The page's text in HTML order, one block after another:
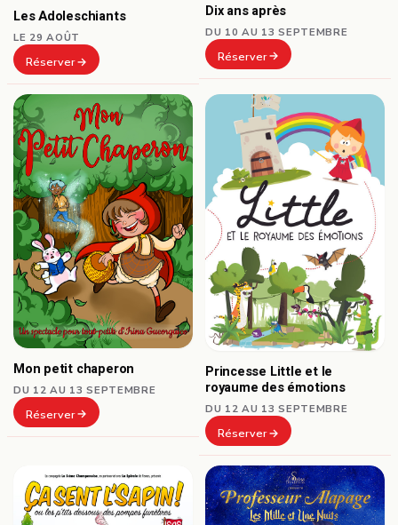
Les Adoleschiants
LE 29 AOÛT
Réserver
Dix ans après
DU 10 AU 13 SEPTEMBRE
Réserver
Mon petit chaperon
DU 12 AU 13 SEPTEMBRE
Réserver
Princesse Little et le
royaume des émotions
DU 12 AU 13 SEPTEMBRE
Réserver